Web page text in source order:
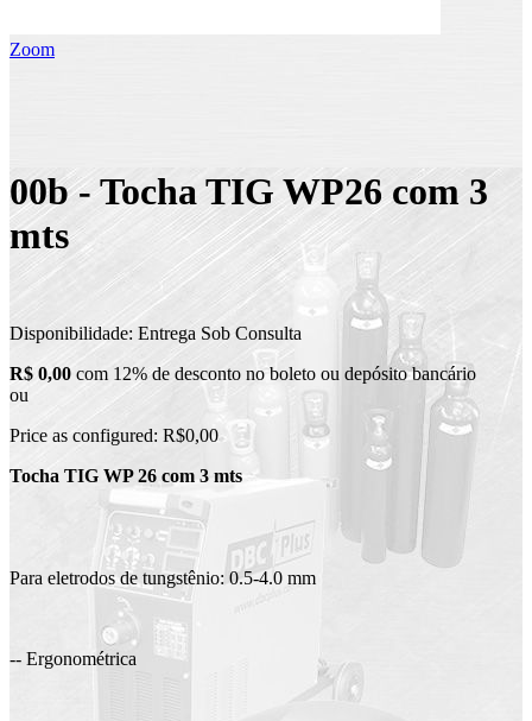
Zoom
00b - Tocha TIG WP26 com 3
mts
Disponibilidade: Entrega Sob Consulta
R$ 0,00 com 12% de desconto no boleto ou depósito bancário
ou
Price as configured: R$0,00
Tocha TIG WP 26 com 3 mts
Para eletrodos de tungstênio: 0.5-4.0 mm
-- Ergonométrica